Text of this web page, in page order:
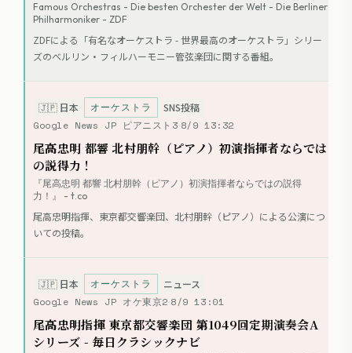
Famous Orchestras - Die besten Orchester der Welt - Die Berliner
Philharmoniker - ZDF
ZDFによる「有名なオーケストラ - 世界最高のオーケストラ」シリー
ズのベルリン・フィルハーモニー管弦楽団に関する番組。
🇯🇵 日本 オーケストラ SNS投稿
Google News JP ピアニスト3 8/9 13:32
尾高忠明 都響 北村朋幹（ピアノ）初演指揮者ならでは
の説得力！
『尾高忠明 都響 北村朋幹（ピアノ）初演指揮者ならではの説得
力！』 - t.co
尾高忠明指揮、東京都交響楽団、北村朋幹（ピアノ）による公演につ
いての投稿。
🇯🇵 日本 オーケストラ ニュース
Google News JP オケ東京2 8/9 13:01
尾高忠明指揮 東京都交響楽団 第1049回定期演奏会A
シリーズ - 毎日クラシックナビ